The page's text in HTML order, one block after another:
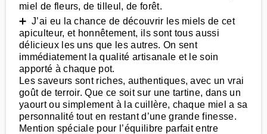
miel de fleurs, de tilleul, de forêt.
➕ J’ai eu la chance de découvrir les miels de cet
apiculteur, et honnêtement, ils sont tous aussi
délicieux les uns que les autres. On sent
immédiatement la qualité artisanale et le soin
apporté à chaque pot.
Les saveurs sont riches, authentiques, avec un vrai
goût de terroir. Que ce soit sur une tartine, dans un
yaourt ou simplement à la cuillère, chaque miel a sa
personnalité tout en restant d’une grande finesse.
Mention spéciale pour l’équilibre parfait entre